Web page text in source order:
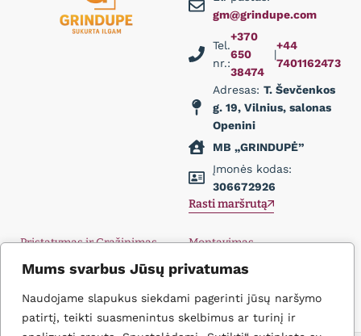
Mums svarbus Jūsų privatumas
Naudojame slapukus siekdami pagerinti jūsų naršymo
patirtį, teikti suasmenintus skelbimus ar turinį ir
gm@grindupe.com
Tel.
nr.:
+370
650
38474
|
+44
7401162473
Adresas: T. Ševčenkos
g. 19, Vilnius, salonas
Openini
MB „GRINDUPĖ”
Įmonės kodas:
306672926
Rasti maršrutą
Pristatymas ir Grąžinimas
Privatumo politika
Montavimas
Didmena
Kontaktai